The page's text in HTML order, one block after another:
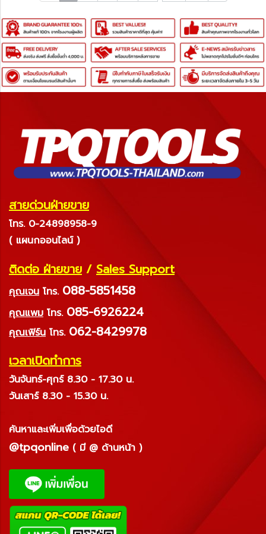
สายด่วนฝ่ายขาย
โทร. 0-24898958-9
( แผนกออนไลน์ )
ติดต่อ ฝ่ายขาย / Sales Support
คุณเจน โทร. 088-5851458
คุณแพม โทร. 085-6926224
คุณเฟิร์น โทร. 062-8429978
เวลาเปิดทำการ
วันจันทร์-ศุกร์ 8.30 - 17.30 น.
วันเสาร์ 8.30 - 15.30 น.
ค้นหาและเพิ่มเพื่อด้วยไอดี
@tpqonline ( มี @ ด้านหน้า )